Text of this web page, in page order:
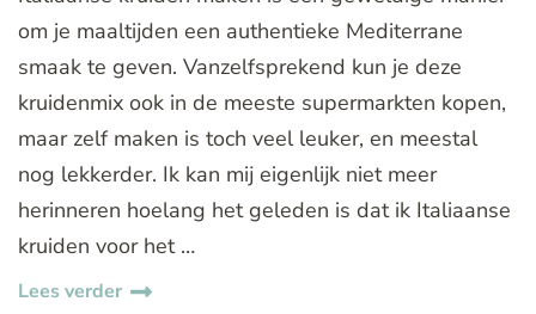
om je maaltijden een authentieke Mediterrane
smaak te geven. Vanzelfsprekend kun je deze
kruidenmix ook in de meeste supermarkten kopen,
maar zelf maken is toch veel leuker, en meestal
nog lekkerder. Ik kan mij eigenlijk niet meer
herinneren hoelang het geleden is dat ik Italiaanse
kruiden voor het …
Lees verder